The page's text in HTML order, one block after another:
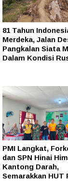
81 Tahun
Merdeka, Jalan
Pangkalan Siata
Dalam Kondisi
PMI Langkat,
dan SPN Hinai
Kantong Darah,
Semarakkan HUT